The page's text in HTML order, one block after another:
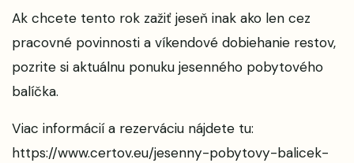
Ak chcete tento rok zažiť jeseň inak ako len cez
pracovné povinnosti a víkendové dobiehanie restov,
pozrite si aktuálnu ponuku jesenného pobytového
balíčka.
Viac informácií a rezerváciu nájdete tu:
https://www.certov.eu/jesenny-pobytovy-balicek-